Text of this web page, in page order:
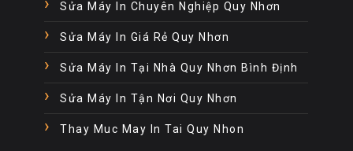
Sửa Máy In Chuyên Nghiệp Quy Nhơn
Sửa Máy In Giá Rẻ Quy Nhơn
Sửa Máy In Tại Nhà Quy Nhơn Bình Định
Sửa Máy In Tận Nơi Quy Nhơn
Thay Muc May In Tai Quy Nhon